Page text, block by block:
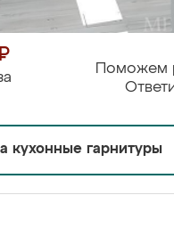
Поможем
кухонные гарнитуры